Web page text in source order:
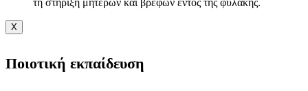
τη στήριξη μητέρων και βρεφών εντός της φυλακής.
X
Ποιοτική εκπαίδευση